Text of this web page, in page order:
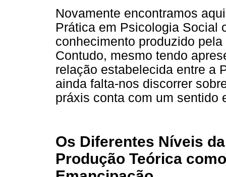
Novamente encontramos
Prática em Psicologia Social
conhecimento produzido
Contudo, mesmo tendo
relação estabelecida entre a
ainda falta-nos discorrer
práxis conta com um sentido
Os Diferentes Níveis
Produção Teórica